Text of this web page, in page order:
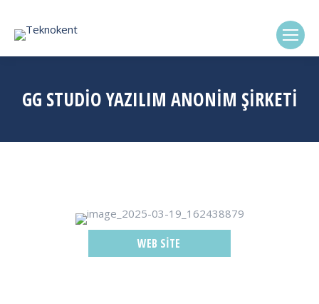
GG STUDİO YAZILIM ANONİM ŞİRKETİ
WEB SITE